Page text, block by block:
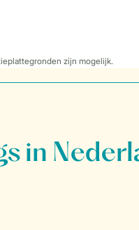
zijn mogelijk.
in